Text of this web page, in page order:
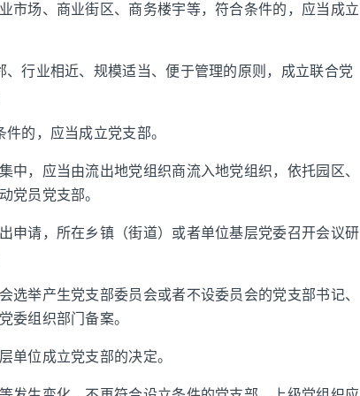
市场、商业街区、商务楼宇等，符合条件的，应当成立
行业相近、规模适当、便于管理的原则，成立联合党
的，应当成立党支部。
中，应当由流出地党组织商流入地党组织，依托园区、
党员党支部。
请，所在乡镇（街道）或者单位基层党委召开会议研
选举产生党支部委员会或者不设委员会的党支部书记、
委组织部门备案。
单位成立党支部的决定。